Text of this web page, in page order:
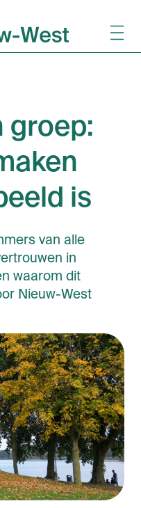
groep:
is
van alle
in
waarom dit
Nieuw-West